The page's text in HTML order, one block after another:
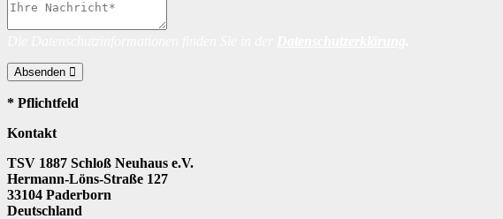
Absenden
* Pflichtfeld
Kontakt
TSV 1887 Schloß Neuhaus e.V.
Hermann-Löns-Straße 127
33104 Paderborn
Deutschland